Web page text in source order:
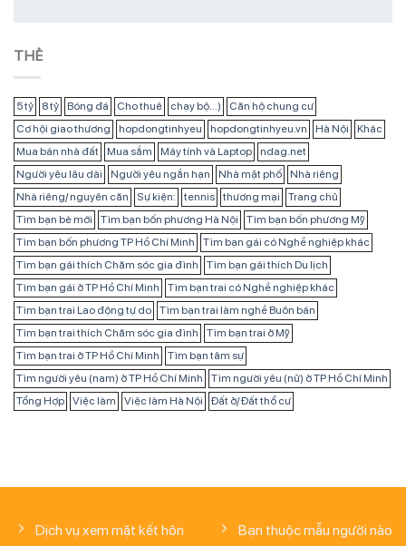
THẺ
5 tỷ 8 tỷ Bóng đá Cho thuê chạy bộ...)
Căn hộ chung cư
Cơ hội giao thương
hopdongtinhyeu hopdongtinhyeu.vn Hà Nội
Khác
Mua bán nhà đất
Mua sắm Máy tính và Laptop
ndag.net
Người yêu lâu dài
Người yêu ngắn hạn Nhà mặt phố
Nhà riêng
Nhà riêng/ nguyên căn
Sự kiện: tennis thương mại
Trang chủ
Tìm bạn bè mới
Tìm bạn bốn phương Hà Nội
Tìm bạn bốn phương Mỹ
Tìm bạn bốn phương TP Hồ Chí Minh
Tìm bạn gái có Nghề nghiệp khác
Tìm bạn gái thích Chăm sóc gia đình
Tìm bạn gái thích Du lịch
Tìm bạn gái ở TP Hồ Chí Minh
Tìm bạn trai có Nghề nghiệp khác
Tìm bạn trai Lao động tự do
Tìm bạn trai làm nghề Buôn bán
Tìm bạn trai thích Chăm sóc gia đình
Tìm bạn trai ở Mỹ
Tìm bạn trai ở TP Hồ Chí Minh
Tìm bạn tâm sự
Tìm người yêu (nam) ở TP Hồ Chí Minh
Tìm người yêu (nữ) ở TP Hồ Chí Minh
Tổng Hợp
Việc làm Việc làm Hà Nội Đất ở/ Đất thổ cư
Dịch vụ xem mặt kết hôn Bạn thuộc mẫu người nào